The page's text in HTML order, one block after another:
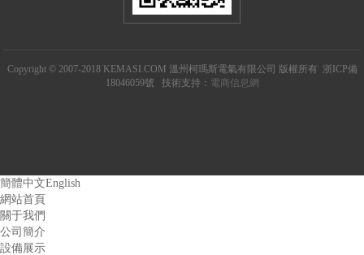
Copyright © 2007-2018 KEMASI.COM 溫州柯瑪斯電氣有限公司 版權所有 浙ICP備
18046059號 技術支持： 電商信息網
簡體中文English
網站首頁
關于我們
公司簡介
設備展示